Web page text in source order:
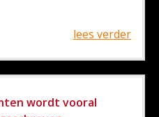
lees verder
wordt vooral